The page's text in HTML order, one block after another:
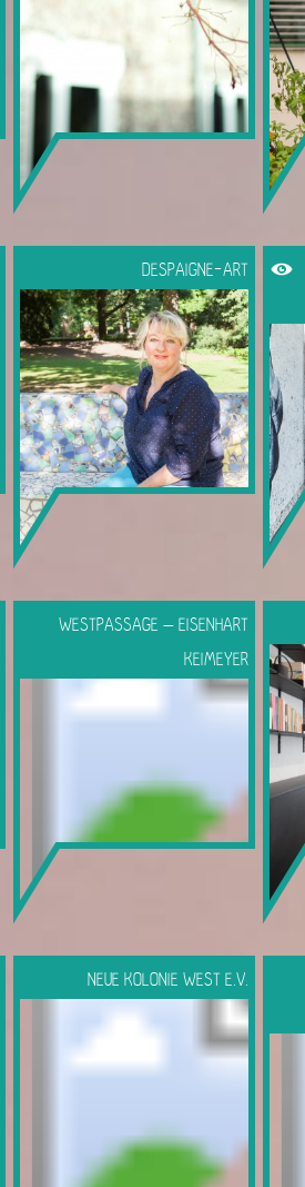
DESPAIGNE-ART
WESTPASSAGE – EISENHART
KEIMEYER
NEUE KOLONIE WEST E.V.